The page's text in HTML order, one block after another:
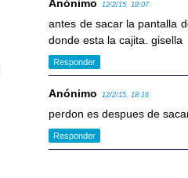
Anónimo 12/2/15, 18:07
antes de sacar la pantalla
donde esta la cajita. gisella
Responder
Anónimo 12/2/15, 18:16
perdon es despues de
Responder